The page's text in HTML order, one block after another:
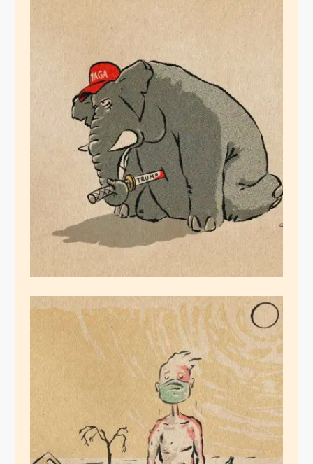
The Death of a Grand
Old Party
Juli 31, 2020
Prognose
Juli 30, 2020